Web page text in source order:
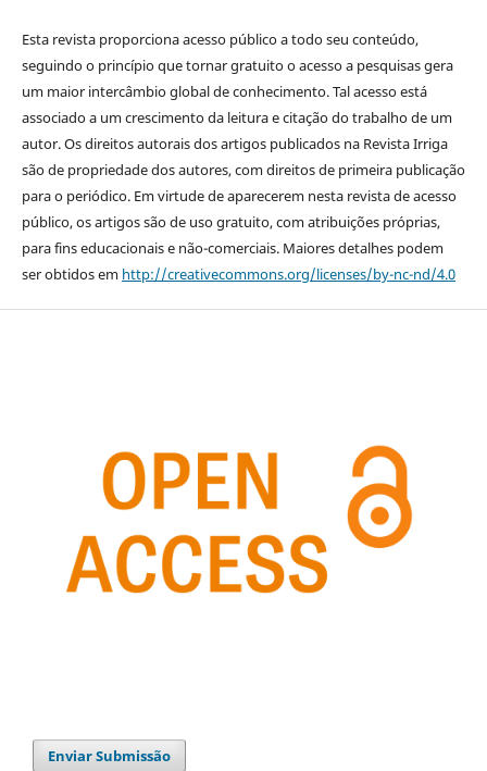
Esta revista proporciona acesso público a todo seu conteúdo,
seguindo o princípio que tornar gratuito o acesso a pesquisas gera
um maior intercâmbio global de conhecimento. Tal acesso está
associado a um crescimento da leitura e citação do trabalho de um
autor. Os direitos autorais dos artigos publicados na Revista Irriga
são de propriedade dos autores, com direitos de primeira publicação
para o periódico. Em virtude de aparecerem nesta revista de acesso
público, os artigos são de uso gratuito, com atribuições próprias,
para fins educacionais e não-comerciais. Maiores detalhes podem
ser obtidos em http://creativecommons.org/licenses/by-nc-nd/4.0
Enviar Submissão